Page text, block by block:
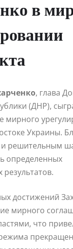
в
, глава
(ДНР),
мирного
Украины.
решительным
определенных
достижений
мирного
что